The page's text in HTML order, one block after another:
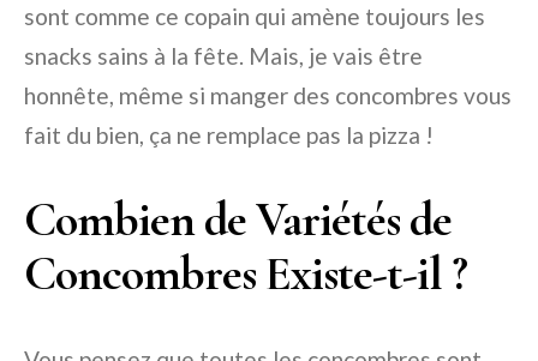
sont comme ce copain qui amène toujours les
snacks sains à la fête. Mais, je vais être
honnête, même si manger des concombres vous
fait du bien, ça ne remplace pas la pizza !
Combien de Variétés de
Concombres Existe-t-il ?